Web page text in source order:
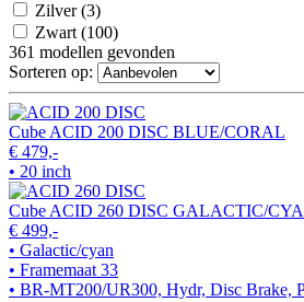
Zilver(3)
Zwart(100)
361 modellen gevonden
Sorteren op:
Cube ACID 200 DISC BLUE/CORAL
€ 479,-
• 20 inch
Cube ACID 260 DISC GALACTIC/
€ 499,-
• Galactic/cyan
• Framemaat 33
• BR-MT200/UR300, Hydr, Disc Brake,